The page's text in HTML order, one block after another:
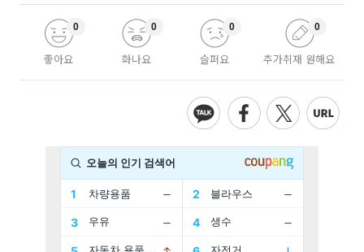
좋아요
0
화나요
0
슬퍼요
0
추가취재 원해요
0